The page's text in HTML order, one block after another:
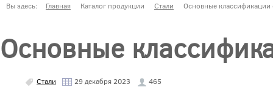
Вы здесь: Главная Каталог продукции Стали Основные классификации
Основные
Стали 29 декабря 2023 465